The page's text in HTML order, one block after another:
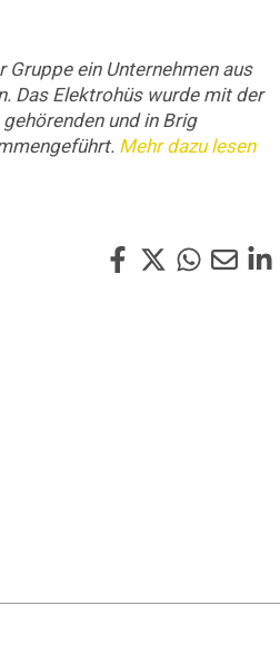
ein Unternehmen aus
Das Elektrohüs wurde mit der
und in Brig
Mehr dazu lesen